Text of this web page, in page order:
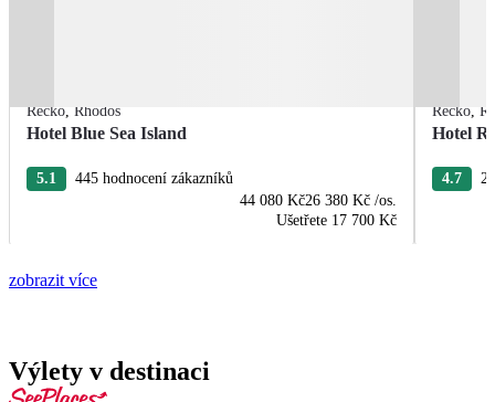
Řecko, Rhodos
Hotel Blue Sea Island
5.1
445 hodnocení zákazníků
44 080 Kč26 380 Kč /os.
Ušetřete 17 700 Kč
Řecko,
Hotel
4.7
zobrazit více
Výlety v destinaci